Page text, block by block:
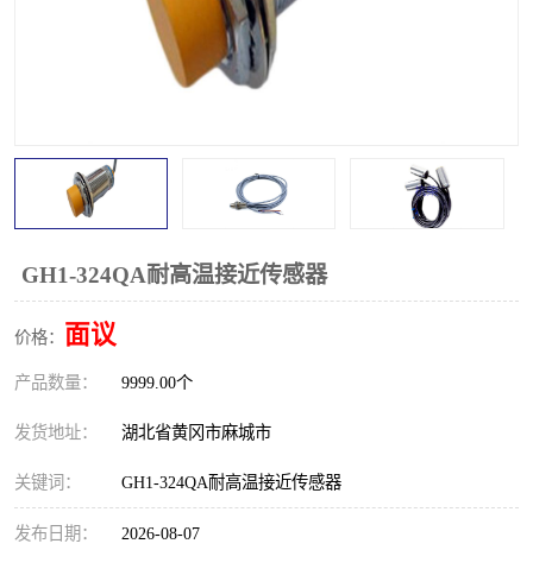
GH1-324QA耐高温接近传感器
价格： 面议
产品数量： 9999.00个
发货地址： 湖北省黄冈市麻城市
关键词： GH1-324QA耐高温接近传感器
发布日期： 2026-08-07
溜槽堵塞检测开关
限位开关 速度检测器
速度传感器
微电脑超速开关